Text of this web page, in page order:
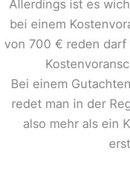
Allerdings ist es
bei einem
von 700 € reden darf
Bei einem
redet man in der
also mehr als ein